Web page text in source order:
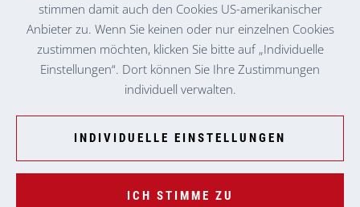
Ein besonderer Jubeltag wurde am 13. Juli im Herzen von
Mariazell gefeiert, als das örtliche Betreute Wohnen seine
10-Jahresfeier zelebrierte. Mit einer herzlichen Atmosphäre
und einem abwechslungsreichen Programm lockte die
stimmen damit auch den Cookies US-amerikanischer
Anbieter zu. Wenn Sie keinen oder nur einzelnen Cookies
zustimmen möchten, klicken Sie bitte auf „Individuelle
Einstellungen“. Dort können Sie Ihre Zustimmungen
individuell verwalten.
INDIVIDUELLE EINSTELLUNGEN
ICH STIMME ZU